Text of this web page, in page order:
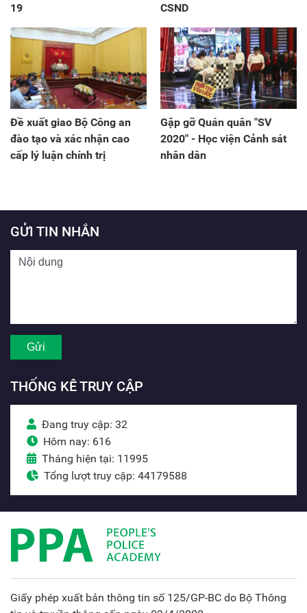
19
CSND
Đề xuất giao Bộ Công an
đào tạo và xác nhận cao
cấp lý luận chính trị
Gặp gỡ Quán quân "SV
2020" - Học viện Cảnh sát
nhân dân
GỬI TIN NHẮN
THỐNG KÊ TRUY CẬP
Đang truy cập: 32
Hôm nay: 616
Tháng hiện tại: 11995
Tổng lượt truy cập: 44179588
Giấy phép xuất bản thông tin số 125/GP-BC do Bộ Thông